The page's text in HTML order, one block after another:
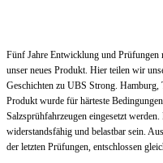
Fünf Jahre Entwicklung und Prüfungen
unser neues Produkt. Hier teilen wir
Geschichten zu UBS Strong. Hamburg,
Produkt wurde für härteste
Salzsprühfahrzeugen eingesetzt
widerstandsfähig und belastbar sein.
der letzten Prüfungen, entschlossen